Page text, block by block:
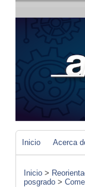
Inicio Acerca
Inicio >
posgrado >